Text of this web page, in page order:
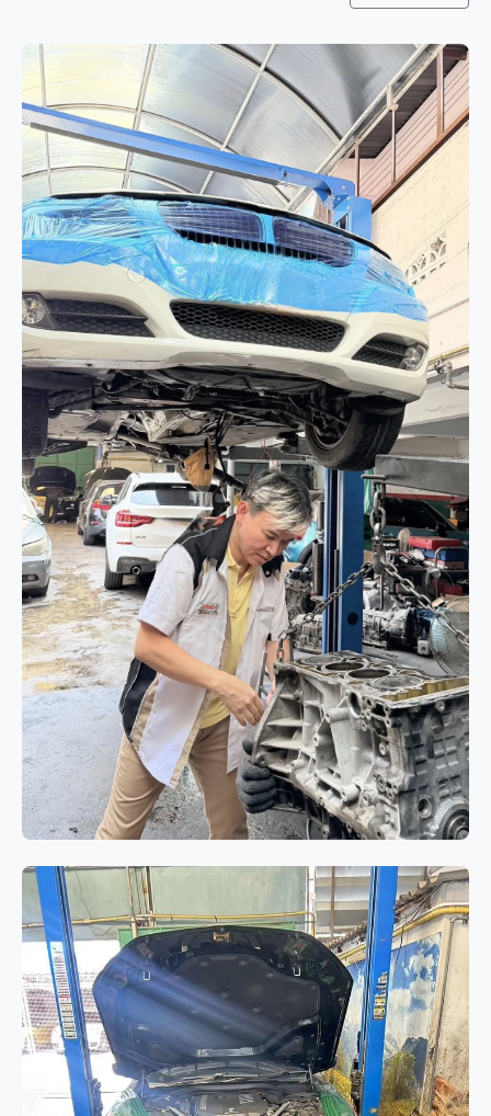
เครื่องยนต์
BMW 320i E90 โอเวอร์ฮอล
เครื่องยนต์ N46 แก้ปัญหาอาการกิน
น้ำมันเครื่องและควันขาว
BMW 320i